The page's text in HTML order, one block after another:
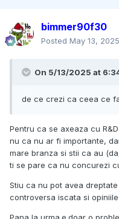
bimmer90f30
Posted May 13, 2025
On 5/13/2025 at
de ce crezi ca ceea ce
Pentru ca se axeaza cu
nu ca nu ar fi importante,
mare branza si stii ca au
ti se pare ca nu concurezi
Stiu ca nu pot avea
controversa iscata si